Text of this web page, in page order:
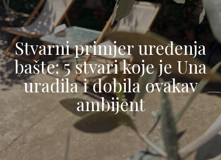
Stvarni primjer uređenja
bašte: 5 stvari koje je Una
uradila i dobila ovakav
ambijent